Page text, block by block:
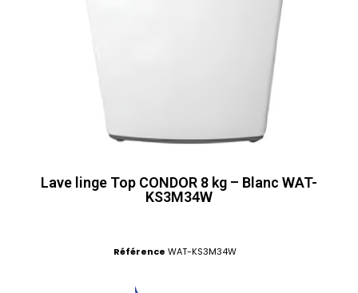
Lave linge Top CONDOR 8 kg – Blanc WAT-
KS3M34W
Référence WAT-KS3M34W